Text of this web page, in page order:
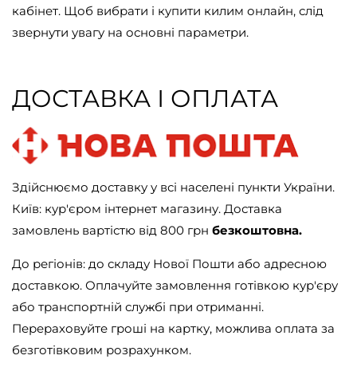
кабінет. Щоб вибрати і купити килим онлайн, слід
звернути увагу на основні параметри.
ДОСТАВКА І ОПЛАТА
Здійснюємо доставку у всі населені пункти України.
Київ: кур'єром інтернет магазину. Доставка
замовлень вартістю від 800 грн безкоштовна.
До регіонів: до складу Нової Пошти або адресною
доставкою. Оплачуйте замовлення готівкою кур'єру
або транспортній службі при отриманні.
Перераховуйте гроші на картку, можлива оплата за
безготівковим розрахунком.